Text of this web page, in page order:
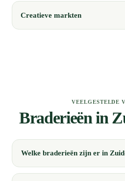
Creatieve markten
VEELGESTELDE
Braderieën in
Welke braderieën zijn er in